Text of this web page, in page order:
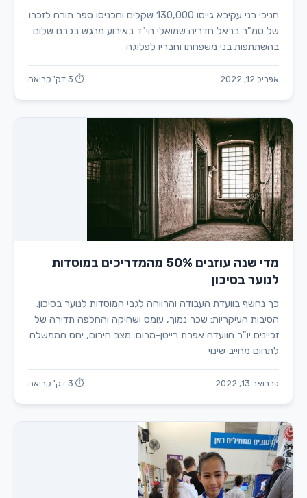
חניכי בני עקיבא גייסו 130,000 שקלים והכניסו ספר תורה לזכרו
של סמ"ר בראל חדריה שמואלי הי"ד באירוע מרגש בכרם שלום
בהשתתפות בני משפחתו וחבריו לפלוגה
אפריל 12, 2022 ⏱ 3 דק' קריאה
מדי שנה עוזבים 50% מהמדריכים במוסדות
לנוער בסיכון
כך נחשף בוועדת העבודה והרווחה לגבי המוסדות לנוער בסיכון.
הסיבות העיקריות: שכר נמוך, עומס ושחיקה והחלפה תדירה של
זכיינים יו"ר הוועדה אפרת רייטן-מרום: מצב חירום, יחס הממשלה
לתחום מחייב שינוי
פברואר 13, 2022 ⏱ 3 דק' קריאה